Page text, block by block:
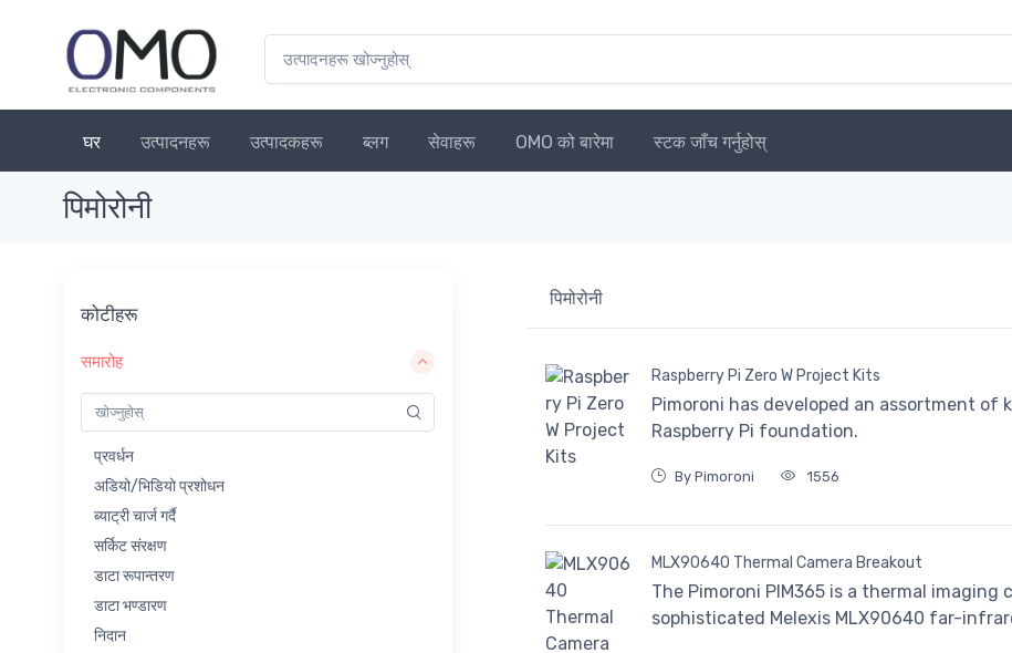
घर उत्पादनहरू उत्पादकहरू ब्लग सेवाहरू OMO को बारेमा स्टक जाँच गर्नुहोस्
पिमोरोनी
कोटीहरू
समारोह
प्रवर्धन
अडियो/भिडियो प्रशोधन
ब्याट्री चार्ज गर्दै
सर्किट संरक्षण
डाटा रूपान्तरण
डाटा भण्डारण
निदान
पिमोरोनी
Raspberry Pi Zero W Project Kits
Pimoroni has developed an assortment
Raspberry Pi foundation.
By Pimoroni 1556
MLX90640 Thermal Camera Breakout
The Pimoroni PIM365 is a thermal
sophisticated Melexis MLX90640 far-